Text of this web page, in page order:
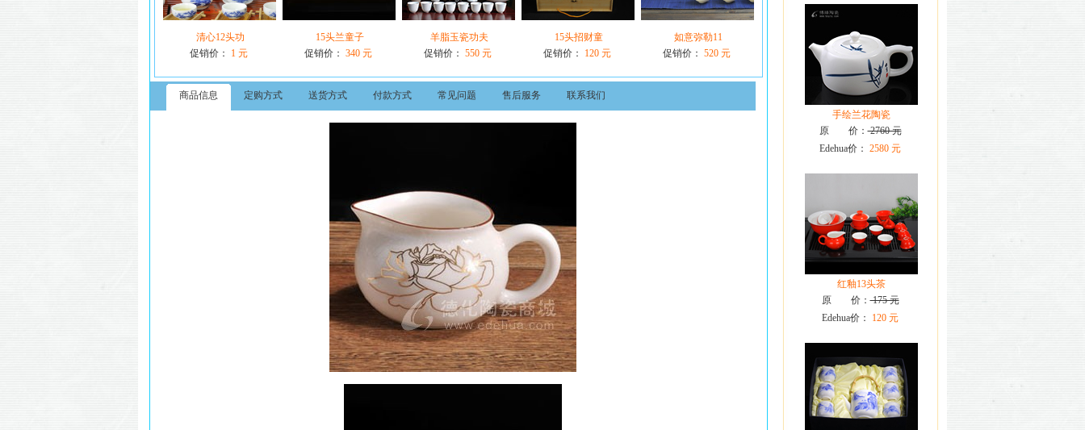
清心12头功
促销价：
1 元
15头兰童子
促销价： 340 元
羊脂玉瓷功夫
促销价： 550 元
15头招财童
促销价：
120 元
如意弥勒11
促销价： 520 元
商品信息 定购方式 送货方式 付款方式 常见问题 售后服务 联系我们
手绘兰花陶瓷
原 价：2760 元
Edehua价： 2580 元
红釉13头茶
原 价：175 元
Edehua价：
120 元